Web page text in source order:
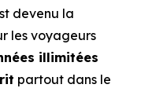
devenu la
les voyageurs
illimitées
partout dans le